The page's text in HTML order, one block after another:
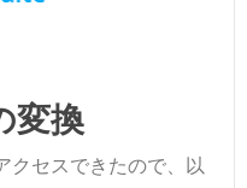
変換
クセスできたので、以